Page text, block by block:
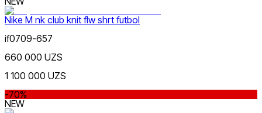
Фиолетовый
Nike Tashkent Amir Temur
Nike M nk club knit flw shrt futbol
if0709-657
660 000 UZS
1 100 000 UZS
-70%
NEW